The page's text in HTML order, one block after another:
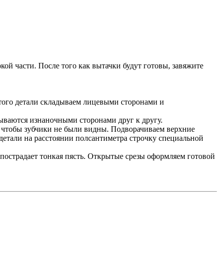
части. После того как вытачки будут готовы, завяжите
детали складываем лицевыми сторонами и
изнаночными сторонами друг к другу.
зубчики не были видны. Подворачиваем верхние
на расстоянии полсантиметра строчку специальной
тонкая пясть. Открытые срезы оформляем готовой